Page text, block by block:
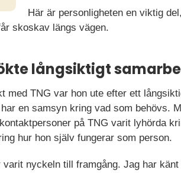
Här är personligheten en viktig
skoskav längs vägen.
långsiktigt
med TNG var hon ute efter ett
en samsyn kring vad som behövs.
på TNG varit lyhörda
hur hon själv fungerar som person.
nyckeln till framgång. Jag har